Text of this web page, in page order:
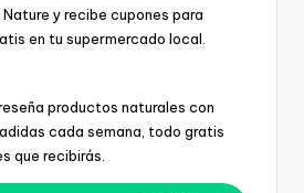
y recibe cupones para
en tu supermercado local.
productos naturales con
cada semana, todo gratis
que recibirás.